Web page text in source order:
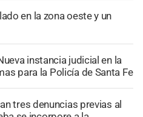
en la zona oeste y un
instancia judicial en la
para la Policía de Santa Fe
tres denuncias previas al